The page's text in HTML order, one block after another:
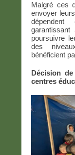
Malgré ces
envoyer
poursuivre
des
bénéficient
Décision
centres